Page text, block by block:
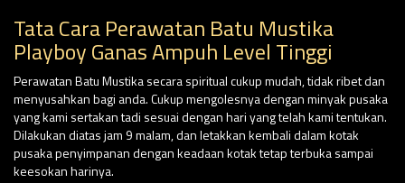
Tata Cara Perawatan Batu Mustika
Playboy Ganas Ampuh Level Tinggi
Perawatan Batu Mustika secara spiritual cukup mudah, tidak ribet dan
menyusahkan bagi anda. Cukup mengolesnya dengan minyak pusaka
yang kami sertakan tadi sesuai dengan hari yang telah kami tentukan.
Dilakukan diatas jam 9 malam, dan letakkan kembali dalam kotak
pusaka penyimpanan dengan keadaan kotak tetap terbuka sampai
keesokan harinya.